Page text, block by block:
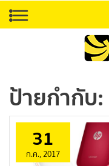
ป้ายกำกับ:
31
ก.ค., 2017